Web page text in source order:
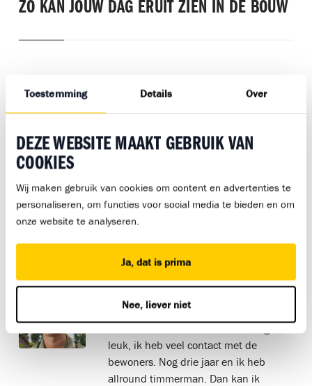
Toestemming Details Over
DEZE WEBSITE MAAKT GEBRUIK VAN
COOKIES
Wij maken gebruik van cookies om content en advertenties te
personaliseren, om functies voor social media te bieden en om
onze website te analyseren.
Ja, dat is prima
Nee, liever niet
ZO KAN JOUW DAG ERUIT ZIEN IN DE BOUW
opgebouwd en haal veel voldoening uit
opgenomen in het team.”
Arjen Prinsen
leuk, ik heb veel contact met de
bewoners. Nog drie jaar en ik heb
allround timmerman. Dan kan ik
Owen Hendriksen
Leerling timmerman